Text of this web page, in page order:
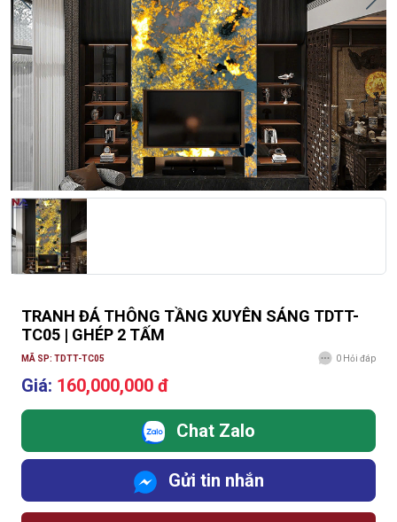
TRANH ĐÁ THÔNG TẦNG XUYÊN SÁNG TDTT-
TC05 | GHÉP 2 TẤM
MÃ SP: TDTT-TC05 0 Hỏi đáp
Giá: 160,000,000 đ
Chat Zalo
Gửi tin nhắn